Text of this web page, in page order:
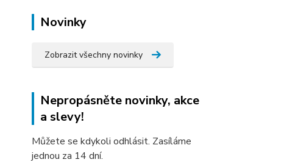
Novinky
Zobrazit všechny novinky
Nepropásněte novinky, akce
a slevy!
Můžete se kdykoli odhlásit. Zasíláme
jednou za 14 dní.